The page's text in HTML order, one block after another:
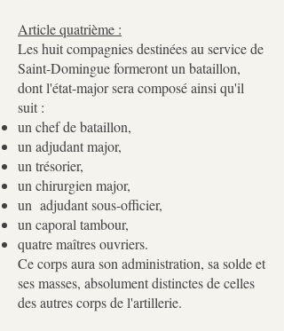
Article quatrième :
Les huit compagnies destinées au service de
Saint-Domingue formeront un bataillon,
dont l'état-major sera composé ainsi qu'il
suit :
un chef de bataillon,
un adjudant major,
un trésorier,
un chirurgien major,
un adjudant sous-officier,
un caporal tambour,
quatre maîtres ouvriers.
Ce corps aura son administration, sa solde et
ses masses, absolument distinctes de celles
des autres corps de l'artillerie.